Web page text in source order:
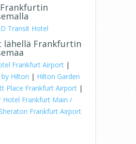
Transit Hotel
lähellä Frankfurtin
Frankfurt Airport |
Hilton | Hilton Garden
Place Frankfurt Airport |
Hotel Frankfurt Main /
Frankfurt Airport